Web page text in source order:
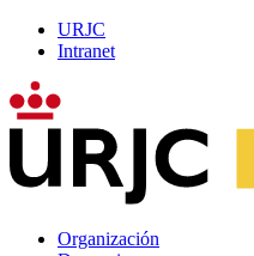
URJC
Intranet
Organización